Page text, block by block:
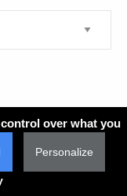
over what you
Personalize